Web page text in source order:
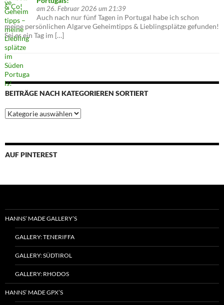
am 26. Februar 2026 um 21:39
Auch nach nur fünf Tagen in Portugal habe ich schon
meine persönlichen Algarve Geheimtipps & Lieblingsplätze gefunden!
Sei es ein Tag im […]
BEITRÄGE NACH KATEGORIEREN SORTIERT
Beiträge
nach
AUF PINTEREST
HANNS’ MADE GALLERY’S
GALLERY: TENERIFFA
GALLERY: SÜDTIROL
GALLERY: RHODOS
HANNS‘ MADE GPX’S